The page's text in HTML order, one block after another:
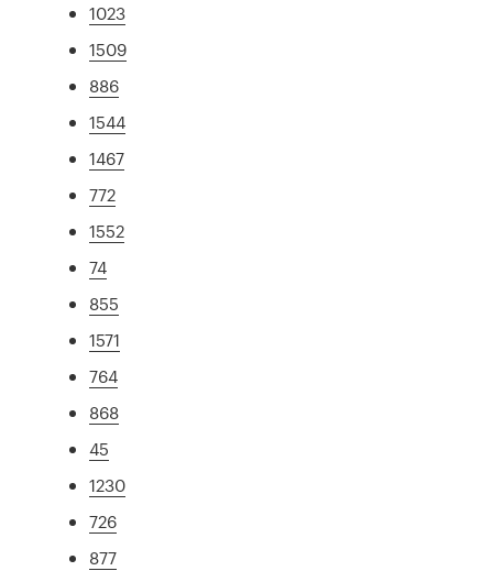
1023
1509
886
1544
1467
772
1552
74
855
1571
764
868
45
1230
726
877